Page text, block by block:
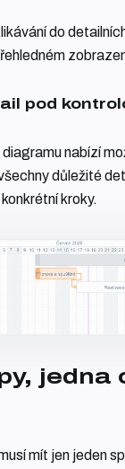
do
pod
nabízí
důležité
kroky.
jedna
mít jen jeden